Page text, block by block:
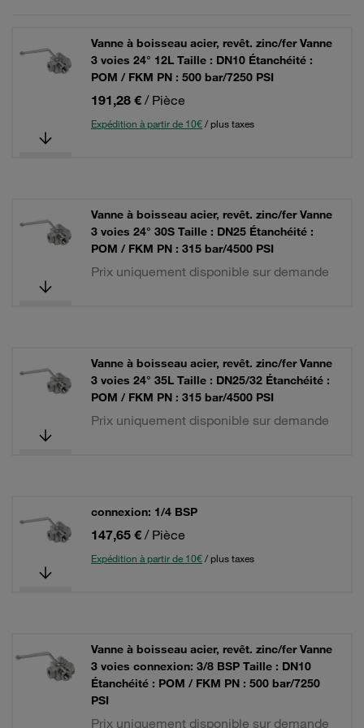
Vanne à boisseau acier, revêt. zinc/fer Vanne
3 voies 24° 12L Taille : DN10 Étanchéité :
POM / FKM PN : 500 bar/7250 PSI
191,28 € / Pièce
Expédition à partir de 10€/ plus taxes
Vanne à boisseau acier, revêt. zinc/fer Vanne
3 voies 24° 30S Taille : DN25 Étanchéité :
POM / FKM PN : 315 bar/4500 PSI
Prix uniquement disponible sur demande
Vanne à boisseau acier, revêt. zinc/fer Vanne
3 voies 24° 35L Taille : DN25/32 Étanchéité :
POM / FKM PN : 315 bar/4500 PSI
Prix uniquement disponible sur demande
connexion: 1/4 BSP
147,65 € / Pièce
Expédition à partir de 10€/ plus taxes
Vanne à boisseau acier, revêt. zinc/fer Vanne
3 voies connexion: 3/8 BSP Taille : DN10
Étanchéité : POM / FKM PN : 500 bar/7250
PSI
Prix uniquement disponible sur demande